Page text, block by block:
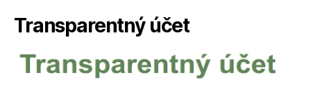
Transparentný účet